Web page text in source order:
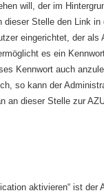
will, der im
Stelle den Link
eingerichtet, der als
es ein
Kennwort auch
so kann der
an dieser Stelle zur
aktivieren“ ist